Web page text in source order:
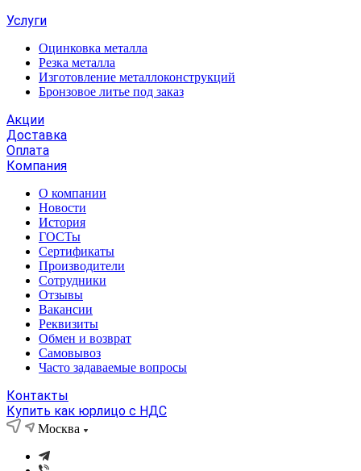
Услуги
Оцинковка металла
Резка металла
Изготовление металлоконструкций
Бронзовое литье под заказ
Акции
Доставка
Оплата
Компания
О компании
Новости
История
ГОСТы
Сертификаты
Производители
Сотрудники
Отзывы
Вакансии
Реквизиты
Обмен и возврат
Самовывоз
Часто задаваемые вопросы
Контакты
Купить как юрлицо с НДС
Москва